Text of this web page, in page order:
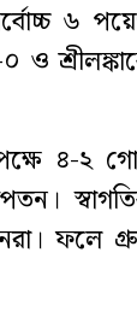
৬
ও
৪-২
ফলে